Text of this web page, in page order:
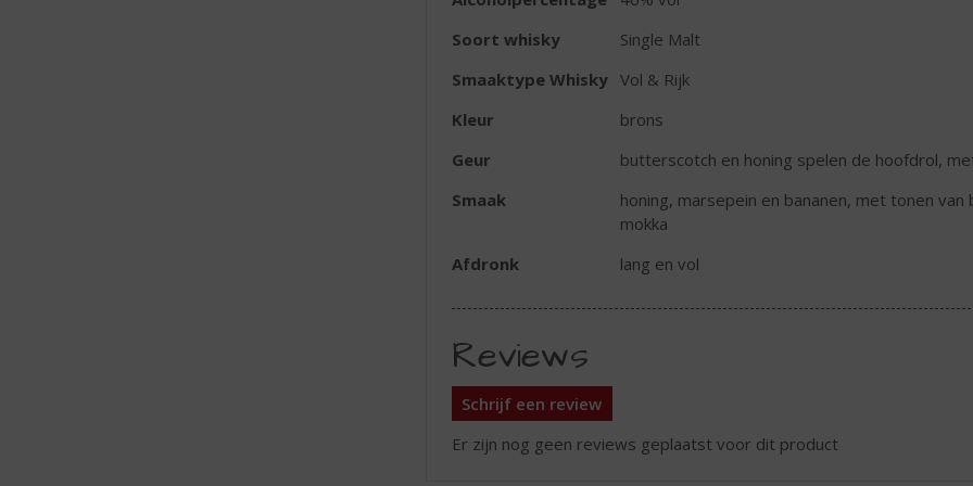
Soort whisky
Single Malt
Smaaktype Whisky Vol & Rijk
Kleur
brons
Geur
butterscotch en honing spelen de hoofdrol,
Smaak
honing, marsepein en bananen, met tonen
mokka
Afdronk
lang en vol
Reviews
Schrijf een review
Er zijn nog geen reviews geplaatst voor dit product